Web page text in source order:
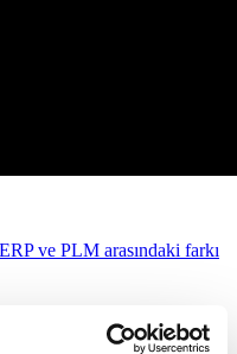
ve PLM arasındaki farkı